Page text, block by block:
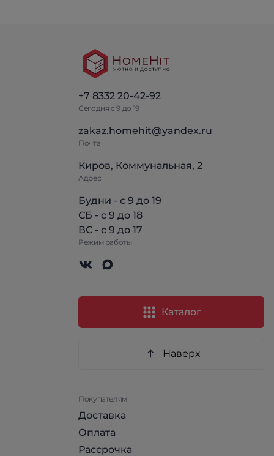
+7 8332 20-42-92
Сегодня с 9 до 19
zakaz.homehit@yandex.ru
Почта
Киров, Коммунальная, 2
Адрес
Будни - с 9 до 19
СБ - с 9 до 18
ВС - с 9 до 17
Режим работы
Каталог
Наверх
Покупателям
Доставка
Оплата
Рассрочка